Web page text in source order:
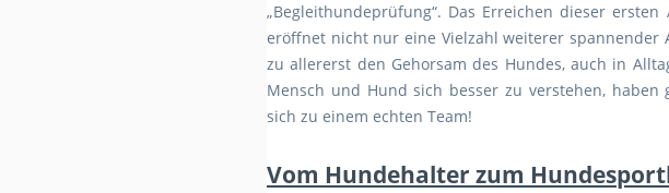
„Begleithundeprüfung“. Das Erreichen dieser
eröffnet nicht nur eine Vielzahl weiterer spannender
zu allererst den Gehorsam des Hundes, auch in
Mensch und Hund sich besser zu verstehen, haben
sich zu einem echten Team!
Vom Hundehalter zum